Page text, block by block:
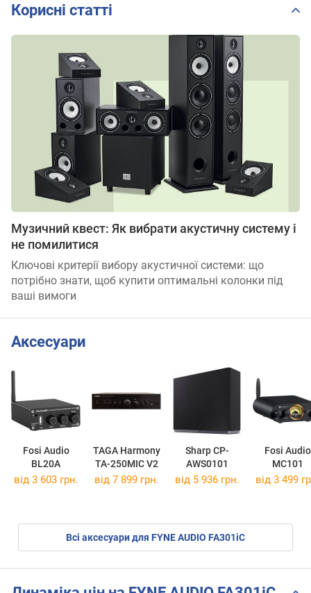
Корисні статті
Музичний квест: Як вибрати акустичну систему і
не помилитися
Ключові критерії вибору акустичної системи: що
потрібно знати, щоб купити оптимальні колонки під
ваші вимоги
Аксесуари
Fosi Audio
BL20A
TAGA Harmony
TA-250MIC V2
Sharp CP-
AWS0101
Fosi Audio
MC101
від 3 603 грн. від 7 899 грн. від 5 936 грн. від 3 499
Всі аксесуари для FYNE AUDIO FA301iC